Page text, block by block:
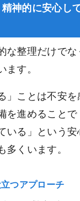
神的に安心し
な整理だけでな
ます。
」ことは不安
を進めることで
いる」という
多くいます。
つアプローチ